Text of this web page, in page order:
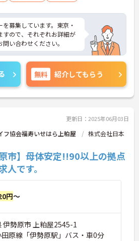
募集しています。東京・
すので、それぞれお詳細が
い合わせください。
無料 紹介してもらう
更新日：2025年06月03日
フ協会福寿いせはら上粕屋
株式会社日本
市】母体安定!!90以上の拠点
です。
円～
伊勢原市 上粕屋2545-1
原線「伊勢原駅」バス・車0分